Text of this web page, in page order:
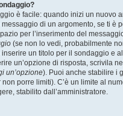
è facile: quando inizi un nuovo
di un argomento, se ti è
per l’inserimento del
(se non lo vedi, probabilmente
un titolo per il sondaggio e
un’opzione di risposta, scrivila
un’opzione). Puoi anche stabilire i
porre limiti). C’è un limite al
stabilito dall’amministratore.